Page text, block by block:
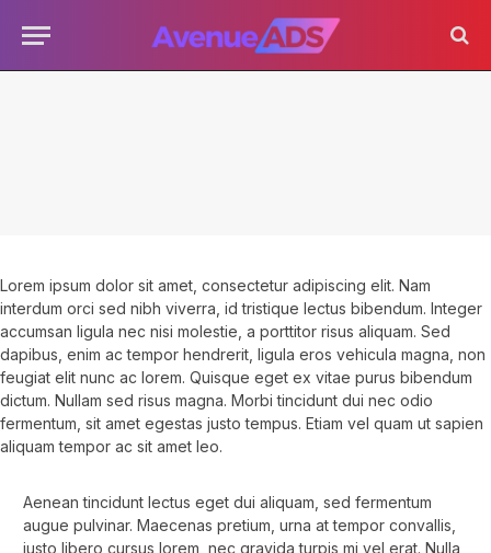
Lorem ipsum dolor sit amet, consectetur adipiscing elit. Nam
interdum orci sed nibh viverra, id tristique lectus bibendum. Integer
accumsan ligula nec nisi molestie, a porttitor risus aliquam. Sed
dapibus, enim ac tempor hendrerit, ligula eros vehicula magna, non
feugiat elit nunc ac lorem. Quisque eget ex vitae purus bibendum
dictum. Nullam sed risus magna. Morbi tincidunt dui nec odio
fermentum, sit amet egestas justo tempus. Etiam vel quam ut sapien
aliquam tempor ac sit amet leo.
Aenean tincidunt lectus eget dui aliquam, sed fermentum
augue pulvinar. Maecenas pretium, urna at tempor convallis,
justo libero cursus lorem, nec gravida turpis mi vel erat. Nulla